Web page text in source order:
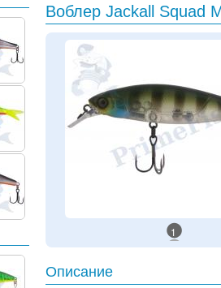
Воблер Jackall Squad
1
Описание